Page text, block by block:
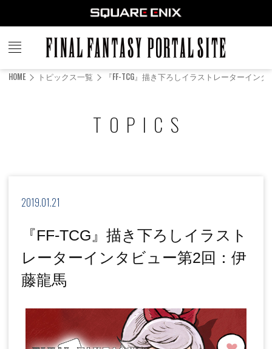
FINAL
FANTASY
HOME トピックス一覧 『FF-TCG』描き下ろしイラストレーターイン
TOPICS
2019.01.21
『FF-TCG』描き下ろしイラスト
レーターインタビュー第2回：伊
藤龍馬